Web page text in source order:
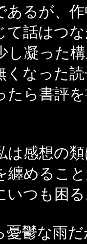
あるが、
て話はつ
し凝った
なった
たら書評
感想の
纏めるこ
いつも困
鬱な雨だ